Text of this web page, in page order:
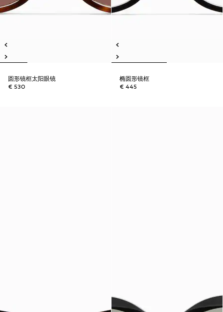
圆形镜框太阳眼镜
€ 530
椭圆形镜框
€ 445